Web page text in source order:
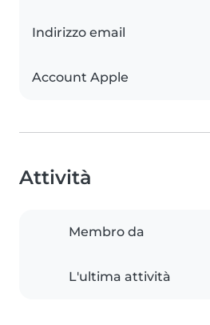
Indirizzo email
Account Apple
Attività
Membro da
L'ultima attività